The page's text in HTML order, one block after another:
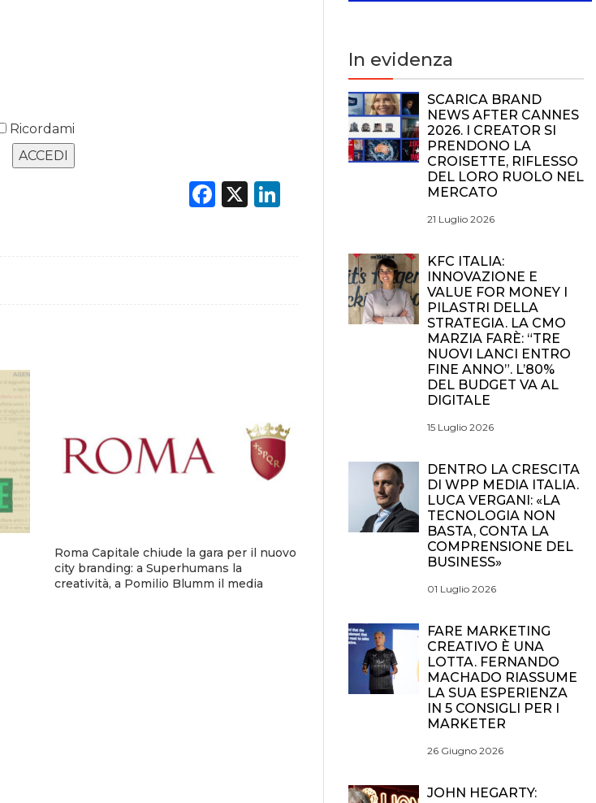
Ricordami
Facebook
X LinkedIn
Roma Capitale chiude la gara per il nuovo
city branding: a Superhumans la
creatività, a Pomilio Blumm il media
In evidenza
SCARICA BRAND
NEWS AFTER CANNES
2026. I CREATOR SI
PRENDONO LA
CROISETTE, RIFLESSO
DEL LORO RUOLO NEL
MERCATO
21 Luglio 2026
KFC ITALIA:
INNOVAZIONE E
VALUE FOR MONEY I
PILASTRI DELLA
STRATEGIA. LA CMO
MARZIA FARÈ: “TRE
NUOVI LANCI ENTRO
FINE ANNO”. L’80%
DEL BUDGET VA AL
DIGITALE
15 Luglio 2026
DENTRO LA CRESCITA
DI WPP MEDIA ITALIA.
LUCA VERGANI: «LA
TECNOLOGIA NON
BASTA, CONTA LA
COMPRENSIONE DEL
BUSINESS»
01 Luglio 2026
FARE MARKETING
CREATIVO È UNA
LOTTA. FERNANDO
MACHADO RIASSUME
LA SUA ESPERIENZA
IN 5 CONSIGLI PER I
MARKETER
26 Giugno 2026
JOHN HEGARTY: